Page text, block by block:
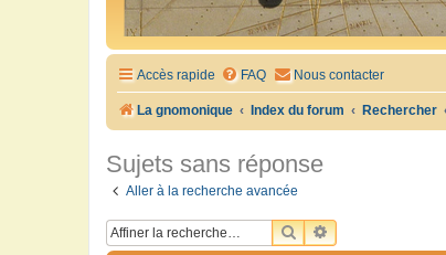
Accès rapide FAQ Nous contacter
La gnomonique Index du forum Rechercher
Sujets sans réponse
Aller à la recherche avancée
RECHERCHER
RECHERCHE